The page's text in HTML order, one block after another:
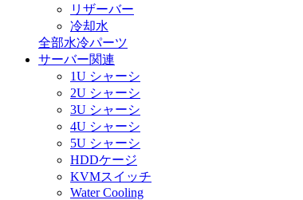
リザーバー
冷却水
全部水冷パーツ
サーバー関連
1U シャーシ
2U シャーシ
3U シャーシ
4U シャーシ
5U シャーシ
HDDケージ
KVMスイッチ
Water Cooling